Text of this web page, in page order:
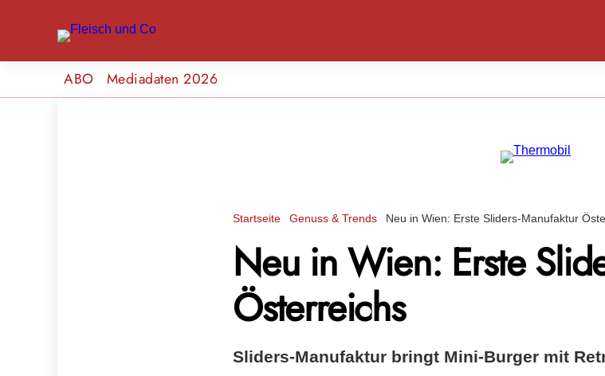
ABO Mediadaten 2026
Startseite Genuss & Trends Neu in Wien: Erste Sliders-Manufaktur
Neu in Wien: Erste
Österreichs
Sliders-Manufaktur bringt Mini-Burger mit